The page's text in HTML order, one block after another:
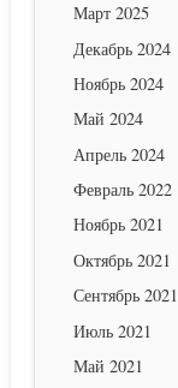
Март 2025
Декабрь 2024
Ноябрь 2024
Май 2024
Апрель 2024
Февраль 2022
Ноябрь 2021
Октябрь 2021
Сентябрь 2021
Июль 2021
Май 2021